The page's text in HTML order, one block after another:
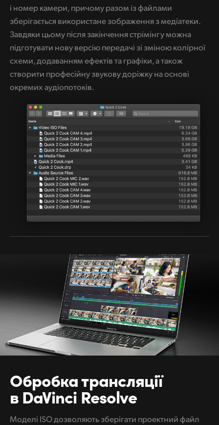
і номер камери, причому разом із файлами
зберігається використане зображення з медіатеки.
Завдяки цьому після закінчення стрімінгу можна
підготувати нову версію передачі зі зміною колірної
схеми, додаванням ефектів та графіки, а також
створити професійну звукову доріжку на основі
окремих аудіопотоків.
Обробка трансляції
в DaVinci Resolve
Моделі ISO дозволяють зберігати проектний файл